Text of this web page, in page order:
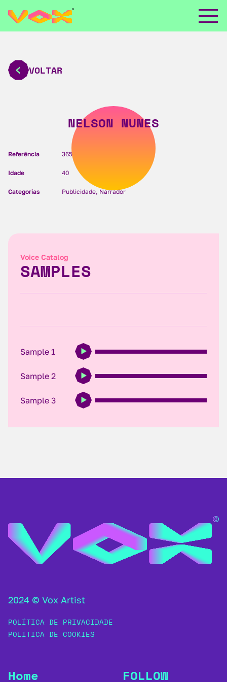
VOLTAR
NELSON NUNES
Referência 365
Idade 40
Categorias Publicidade, Narrador
Voice Catalog
SAMPLES
Sample 1
Sample 2
Sample 3
2024 © Vox Artist
POLÍTICA DE PRIVACIDADE
POLÍTICA DE COOKIES
Home FOLLOW